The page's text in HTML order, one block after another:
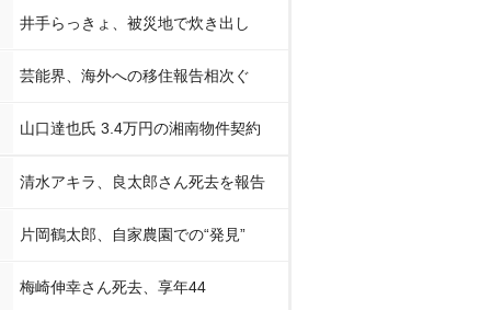
井手らっきょ、被災地で炊き出し
芸能界、海外への移住報告相次ぐ
山口達也氏 3.4万円の湘南物件契約
清水アキラ、良太郎さん死去を報告
片岡鶴太郎、自家農園での“発見”
梅崎伸幸さん死去、享年44